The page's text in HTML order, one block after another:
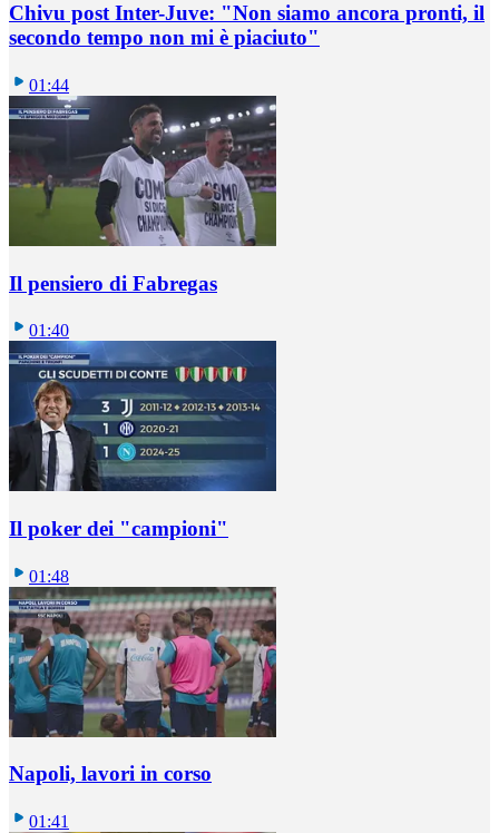
Chivu post Inter-Juve: "Non siamo ancora pronti, il
secondo tempo non mi è piaciuto"
01:44
Il pensiero di Fabregas
01:40
Il poker dei "campioni"
01:48
Napoli, lavori in corso
01:41